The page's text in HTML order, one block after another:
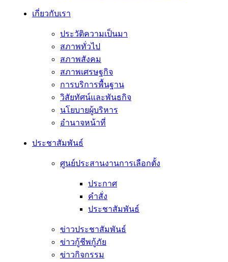
เกี่ยวกับเรา
ประวัติความเป็นมา
สภาพทั่วไป
สภาพสังคม
สภาพเศรษฐกิจ
การบริการพื้นฐาน
วิสัยทัศน์และพันธกิจ
นโยบายผู้บริหาร
อํานาจหน้าที่
ประชาสัมพันธ์
ศูนย์ประสานงานการเลือกตั้ง
ประกาศ
คำสั่ง
ประชาสัมพันธ์
ข่าวประชาสัมพันธ์
ข่าวกู้ชีพกู้ภัย
ข่าวกิจกรรม